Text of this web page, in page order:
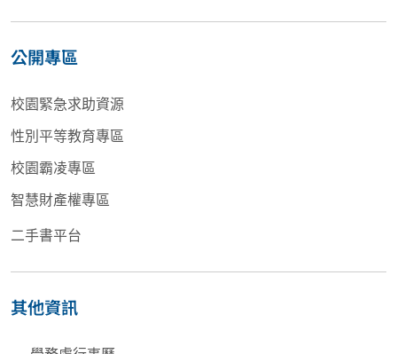
公開專區
校園緊急求助資源
性別平等教育專區
校園霸凌專區
智慧財產權專區
二手書平台
其他資訊